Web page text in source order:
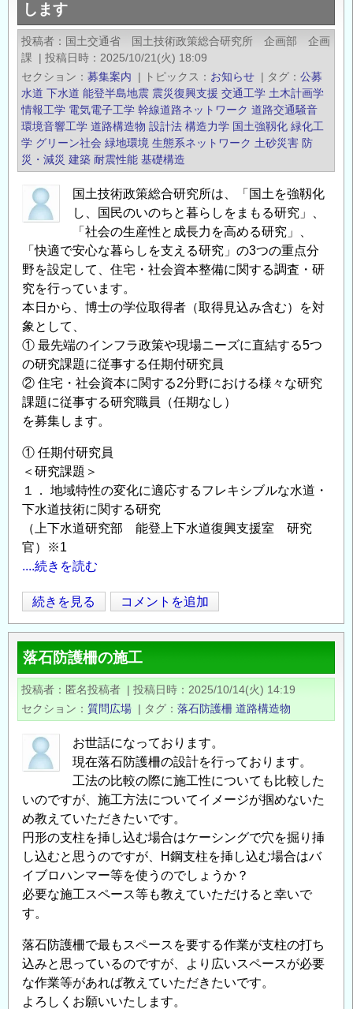
資
本
分
野
の
研
究
課
題
に
取
組
む
研
究
者
を
新
た
に
募
集
し
す
～
任
期
研
究
員
の
公
（令
和
８
度
第
１
期）
～
の
します
投稿者
国土交通省 国土技術政策総合研究所 企画部 企画
課
| 投稿日時
2025/10/21(火) 18:09
セクション
募集案内 | トピックス お知らせ | タグ
公募
水道 下水道 能登半島地震 震災復興支援 交通工学 土木計画学
情報工学 電気電子工学 幹線道路ネットワーク 道路交通騒音
環境音響工学 道路構造物 設計法 構造力学 国土強靱化 緑化工
学 グリーン社会 緑地環境 生態系ネットワーク 土砂災害 防
災・減災 建築 耐震性能 基礎構造
国土技術政策総合研究所は、「国土を強靱化
し、国民のいのちと暮らしをまもる研究」、
「社会の生産性と成長力を高める研究」、
「快適で安心な暮らしを支える研究」の3つの重点分
野を設定して、住宅・社会資本整備に関する調査・研
究を行っています。
本日から、博士の学位取得者（取得見込み含む）を対
象として、
① 最先端のインフラ政策や現場ニーズに直結する5つ
の研究課題に従事する任期付研究員
② 住宅・社会資本に関する2分野における様々な研究
課題に従事する研究職員（任期なし）
を募集します。
① 任期付研究員
＜研究課題＞
１． 地域特性の変化に適応するフレキシブルな水道・
下水道技術に関する研究
（上下水道研究部 能登上下水道復興支援室 研究
官）※1
....続きを読む
住
宅・
社
会
資
分
野
に
け
る
研
究
職
員
を
公
募
し
ま
続きを見る コメントを追加
落石防護柵の施工
投稿者 匿名投稿者 | 投稿日時
2025/10/14(火) 14:19
セクション
質問広場 | タグ 落石防護柵 道路構造物
お世話になっております。
現在落石防護柵の設計を行っております。
工法の比較の際に施工性についても比較した
いのですが、施工方法についてイメージが掴めないた
め教えていただきたいです。
円形の支柱を挿し込む場合はケーシングで穴を掘り挿
し込むと思うのですが、H鋼支柱を挿し込む場合はバ
イブロハンマー等を使うのでしょうか？
必要な施工スペース等も教えていただけると幸いで
す。
落石防護柵で最もスペースを要する作業が支柱の打ち
込みと思っているのですが、より広いスペースが必要
な作業等があれば教えていただきたいです。
よろしくお願いいたします。